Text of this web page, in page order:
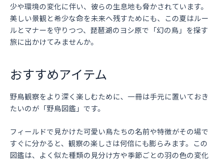
少や環境の変化に伴い、彼らの生息地も脅かされています。
美しい景観と希少な命を未来へ残すためにも、この夏はルー
ルとマナーを守りつつ、琵琶湖のヨシ原で「幻の鳥」を探す
旅に出かけてみませんか。
おすすめアイテム
野鳥観察をより深く楽しむために、一冊は手元に置いておき
たいのが「野鳥図鑑」です。
フィールドで見かけた可愛い鳥たちの名前や特徴がその場で
すぐに分かると、観察の楽しさは何倍にも膨らみます。この
図鑑は、よく似た種類の見分け方や季節ごとの羽の色の変化